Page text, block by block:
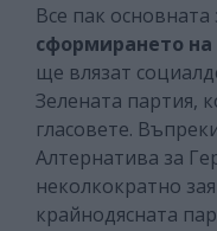
Все пак
сформирането
ще влязат
Зелената партия,
гласовете.
Алтернатива за
неколкократно
крайнодясната